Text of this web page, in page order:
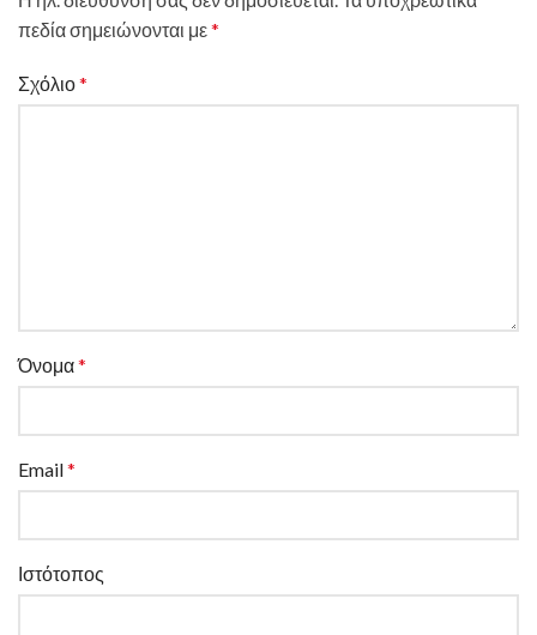
πεδία σημειώνονται με*
Σχόλιο*
Όνομα*
Email*
Ιστότοπος